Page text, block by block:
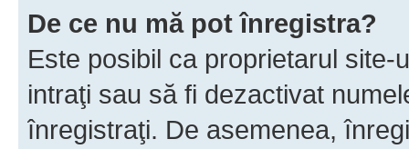
De ce nu mă pot înregistra?
Este posibil ca proprietarul
intraţi sau să fi dezactivat
înregistraţi. De asemenea,